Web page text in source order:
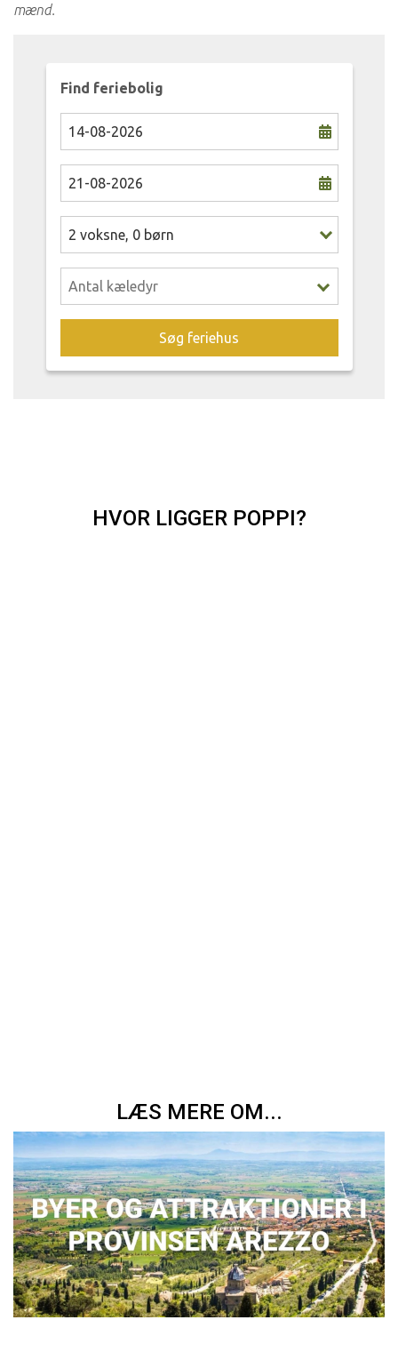
mænd.
Find feriebolig
2 voksne, 0 børn
Søg feriehus
HVOR LIGGER POPPI?
LÆS MERE OM...